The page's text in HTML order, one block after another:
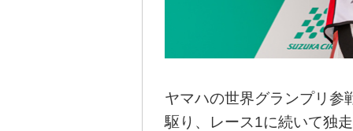
ヤマハの世界グランプリ参
駆り、レース1に続いて独